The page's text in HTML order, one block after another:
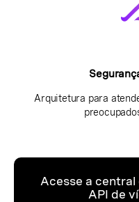
Arquitetura para
Acesse a
API de